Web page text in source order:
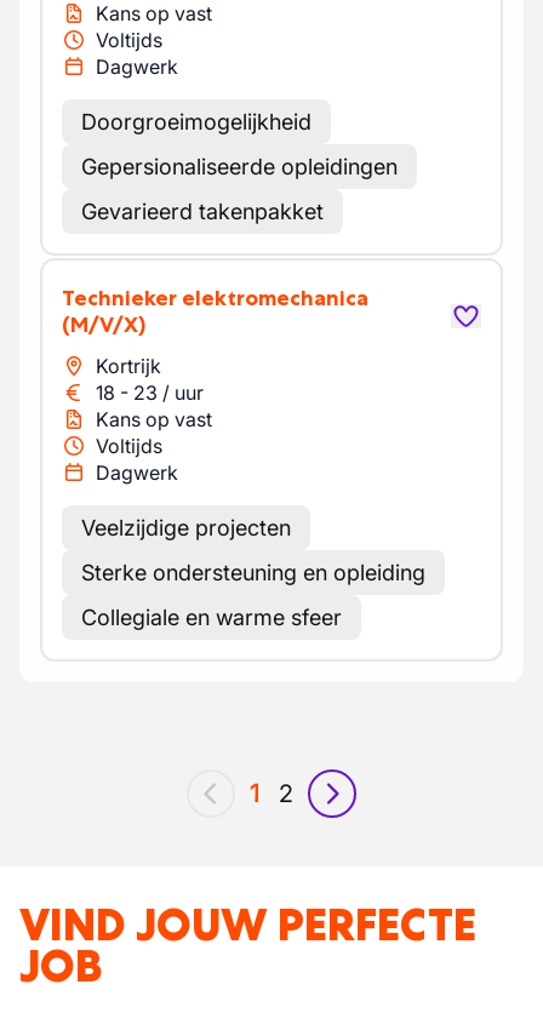
Kans op vast
Voltijds
Dagwerk
Doorgroeimogelijkheid
Gepersionaliseerde opleidingen
Gevarieerd takenpakket
Technieker elektromechanica
(M/V/X)
Kortrijk
18 - 23 / uur
Kans op vast
Voltijds
Dagwerk
Veelzijdige projecten
Sterke ondersteuning en opleiding
Collegiale en warme sfeer
vorig
1 2
volgende
VIND JOUW PERFECTE
JOB